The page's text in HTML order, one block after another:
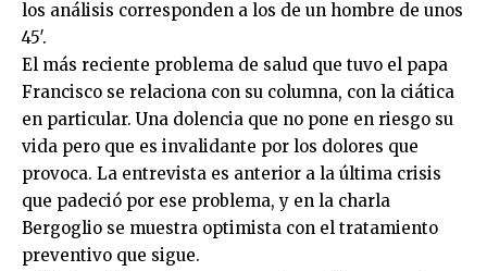
los análisis corresponden a los de un hombre de unos
45′.
El más reciente problema de salud que tuvo el papa
Francisco se relaciona con su columna, con la ciática
en particular. Una dolencia que no pone en riesgo su
vida pero que es invalidante por los dolores que
provoca. La entrevista es anterior a la última crisis
que padeció por ese problema, y en la charla
Bergoglio se muestra optimista con el tratamiento
preventivo que sigue.